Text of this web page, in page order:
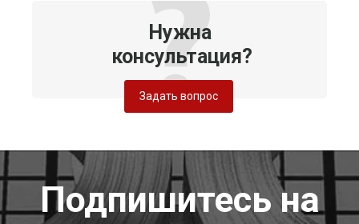
Нужна
консультация?
Задать вопрос
Подпишитесь на